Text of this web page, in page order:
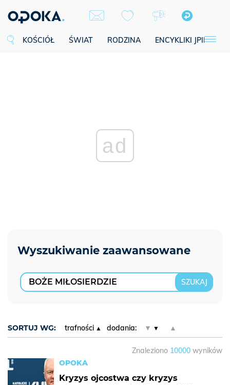
KOŚCIÓŁ ŚWIAT RODZINA ENCYKLIKI JPII
ad
SORTUJ WG: trafności dodania: ▼ ▲
Znaleziono 10000 wyników
OPOKA
Kryzys ojcostwa czy kryzys